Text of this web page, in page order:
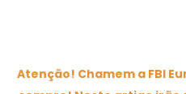
Atenção! Chamem a FBI